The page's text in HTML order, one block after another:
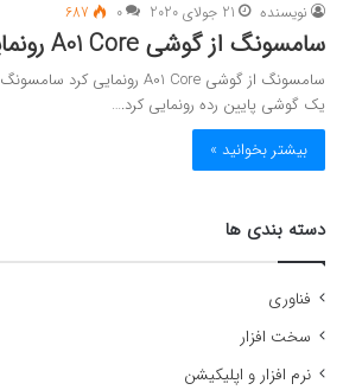
نویسنده 21 جولای 2020 0
687
سامسونگ از گوشی A01 Core رونمایی کرد
یک گوشی پایین رده رونمایی کرد.…
بیشتر بخوانید »
دسته بندی ها
فناوری
سخت افزار
نرم افزار و اپلیکیشن